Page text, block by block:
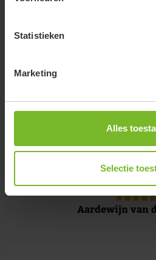
Statistieken
Marketing
Alles
Selectie
rustpunt tijdens de Socialrun
vriendelijk ontvangen. Het
ligt prachtig, met weids
en een rustige, fijne sfeer.
Aardewijn van